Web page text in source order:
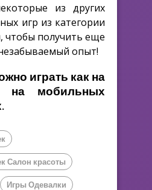
из других
игр из категории
чтобы получить еще
опыт!
играть как на
мобильных
Салон красоты
Игры Одевалки